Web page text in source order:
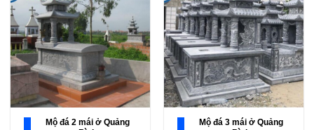
Mộ đá 2 mái ở Quảng
Mộ đá 3 mái ở Quảng